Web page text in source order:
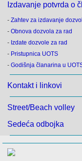
Izdavanje potvrda o
- Zahtev za izdavanje
- Obnova dozvola za rad
- Izdate dozvole za rad
- Pristupnica UOTS
- Godišnja članarina u
Kontakt i linkovi
Street/Beach volley
Sedeća odbojka